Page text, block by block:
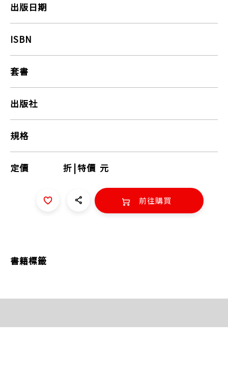
出版日期
ISBN
套書
出版社
規格
定價 折 |特價 元
前往購買
書籍標籤